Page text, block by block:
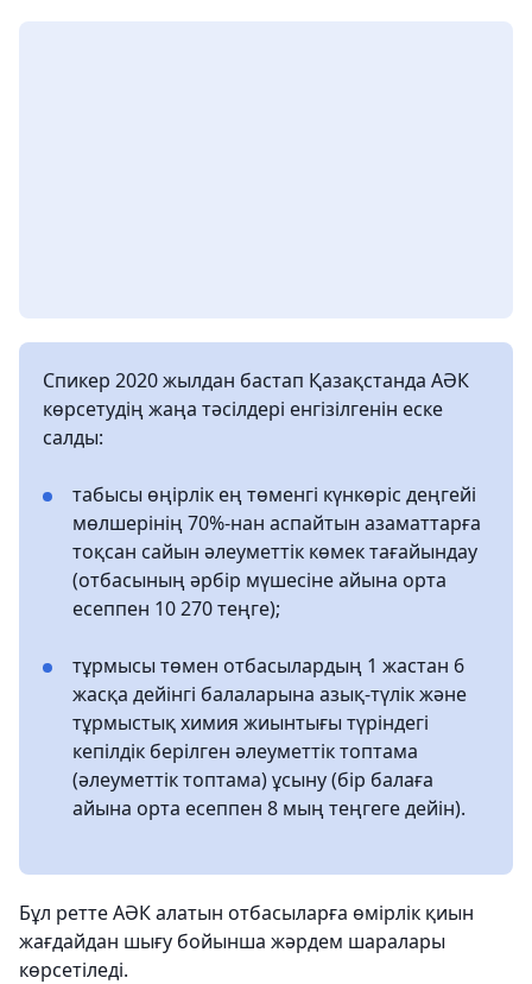
Cпикер 2020 жылдан бастап Қазақстанда АӘК
көрсетудің жаңа тәсілдері енгізілгенін еске
салды:
табысы өңірлік ең төменгі күнкөріс деңгейі
мөлшерінің 70%-нан аспайтын азаматтарға
тоқсан сайын әлеуметтік көмек тағайындау
(отбасының әрбір мүшесіне айына орта
есеппен 10 270 теңге);
тұрмысы төмен отбасылардың 1 жастан 6
жасқа дейінгі балаларына азық-түлік және
тұрмыстық химия жиынтығы түріндегі
кепілдік берілген әлеуметтік топтама
(әлеуметтік топтама) ұсыну (бір балаға
айына орта есеппен 8 мың теңгеге дейін).
Бұл ретте АӘК алатын отбасыларға өмірлік қиын
жағдайдан шығу бойынша жәрдем шаралары
көрсетіледі.